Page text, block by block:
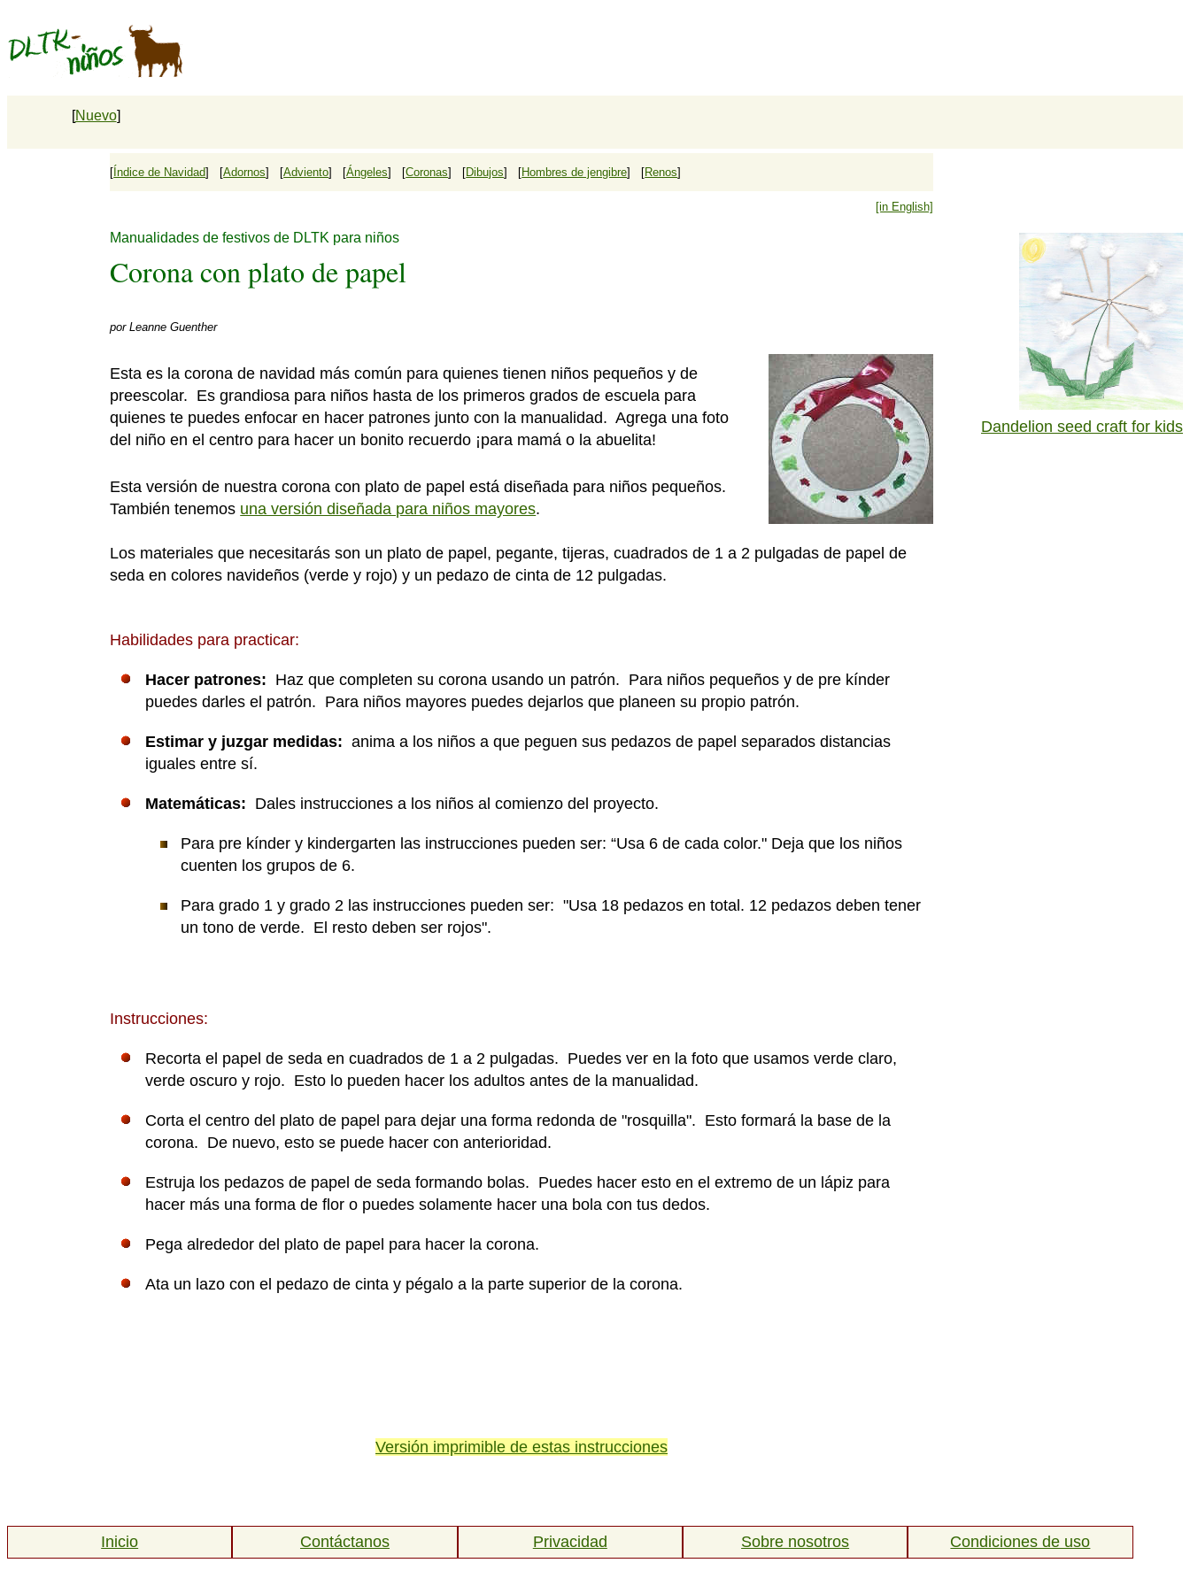
[Nuevo]
[ Índice de Navidad] [Adornos] [Adviento] [Ángeles] [Coronas] [Dibujos] [Hombres de jengibre] [Renos]
[in English]
Manualidades de festivos de DLTK para niños
Corona con plato de papel
porLeanne Guenther
Esta es la corona de navidad más común para quienes tienen niños pequeños y de
preescolar. Es grandiosa para niños hasta de los primeros grados de escuela para
quienes te puedes enfocar en hacer patrones junto con la manualidad. Agrega una foto
del niño en el centro para hacer un bonito recuerdo ¡para mamá o la abuelita!
Esta versión de nuestra corona con plato de papel está diseñada para niños pequeños.
También tenemos una versión diseñada para niños mayores.
Los materiales que necesitarás son un plato de papel, pegante, tijeras, cuadrados de 1 a 2 pulgadas de papel de
seda en colores navideños (verde y rojo) y un pedazo de cinta de 12 pulgadas.
Habilidades para practicar:
Hacer patrones: Haz que completen su corona usando un patrón. Para niños pequeños y de pre kínder
puedes darles el patrón. Para niños mayores puedes dejarlos que planeen su propio patrón.
Estimar y juzgar medidas:anima a los niños a que peguen sus pedazos de papel separados distancias
iguales entre sí.
Matemáticas: Dales instrucciones a los niños al comienzo del proyecto.
Para pre kínder y kindergarten las instrucciones pueden ser: “Usa 6 de cada color." Deja que los niños
cuenten los grupos de 6.
Para grado 1 y grado 2 las instrucciones pueden ser: "Usa 18 pedazos en total. 12 pedazos deben tener
un tono de verde. El resto deben ser rojos".
Instrucciones:
Recorta el papel de seda en cuadrados de 1 a 2 pulgadas. Puedes ver en la foto que usamos verde claro,
verde oscuro y rojo. Esto lo pueden hacer los adultos antes de la manualidad.
Corta el centro del plato de papel para dejar una forma redonda de "rosquilla". Esto formará la base de la
corona. De nuevo, esto se puede hacer con anterioridad.
Estruja los pedazos de papel de seda formando bolas. Puedes hacer esto en el extremo de un lápiz para
hacer más una forma de flor o puedes solamente hacer una bola con tus dedos.
Pega alrededor del plato de papel para hacer la corona.
Ata un lazo con el pedazo de cinta y pégalo a la parte superior de la corona.
Versión imprimible de estas instrucciones
Dandelion seed craft for kids
Inicio Contáctanos Privacidad Sobre nosotros Condiciones de uso